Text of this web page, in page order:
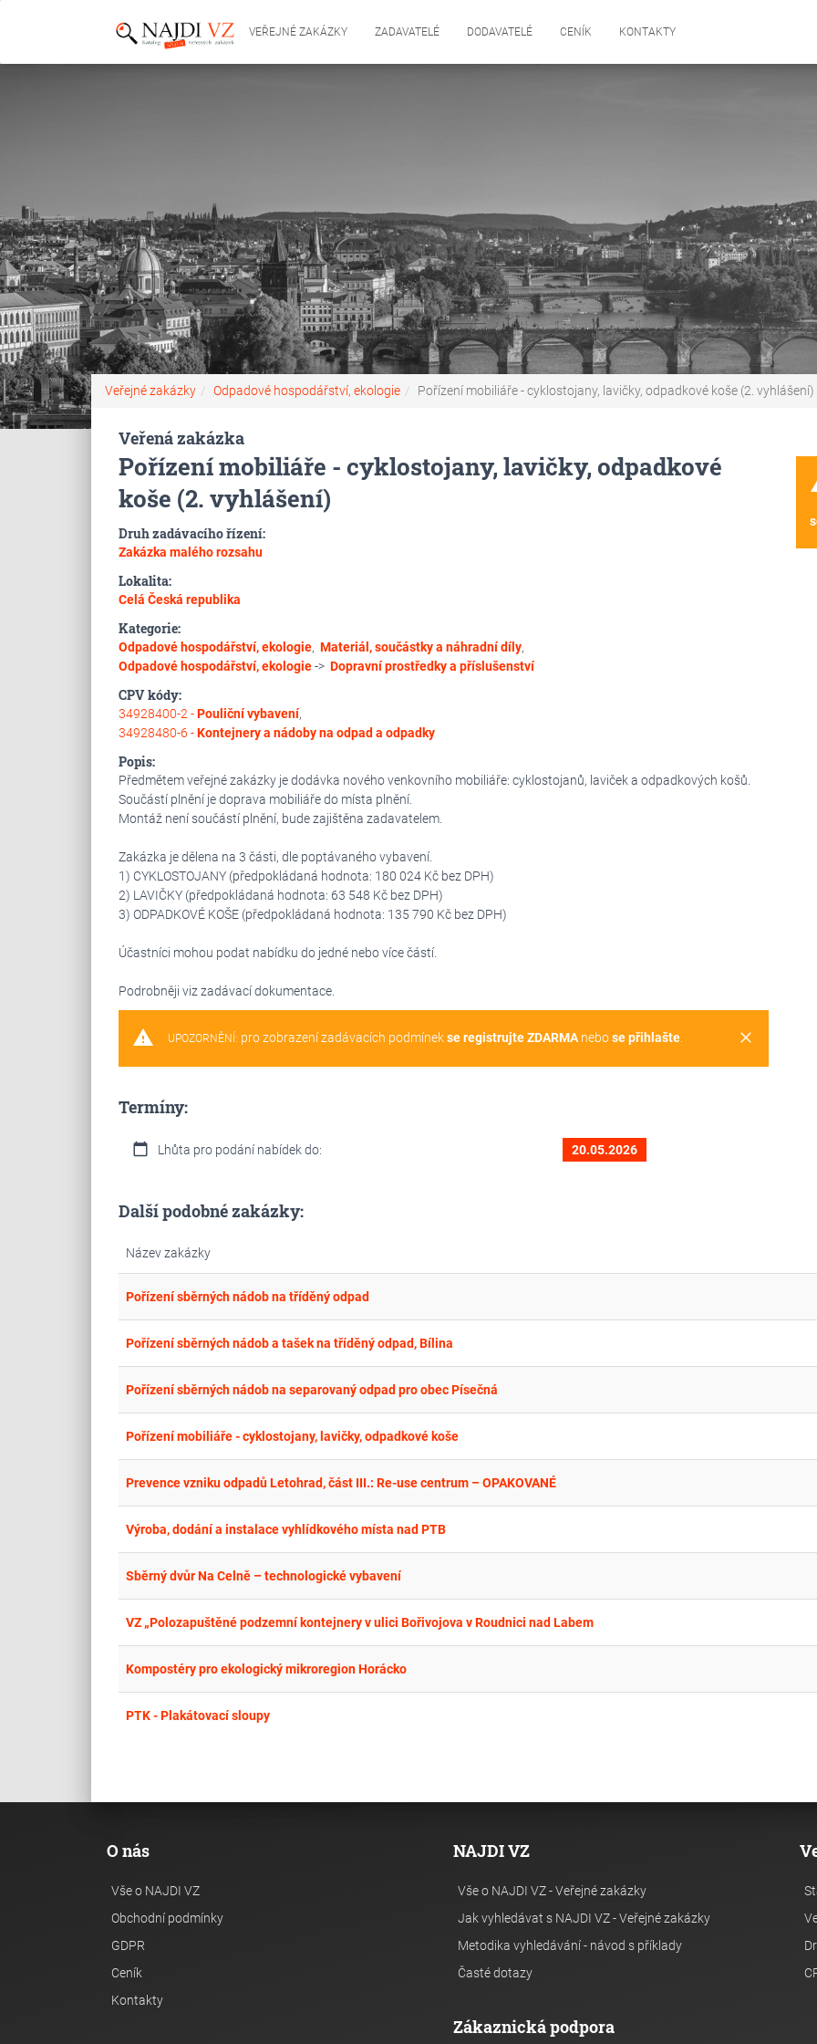
VEŘEJNÉ ZAKÁZKY ZADAVATELÉ DODAVATELÉ CENÍK KONTAKTY
Veřejné zakázky Odpadové hospodářství, ekologie Pořízení mobiliáře - cyklostojany, lavičky, odpadkové koše (2. vyhlášení)
Veřená zakázka
Pořízení mobiliáře - cyklostojany, lavičky, odpadkové
koše (2. vyhlášení)
Druh zadávacího řízení:
Zakázka malého rozsahu
Lokalita:
Celá Česká republika
Kategorie:
Odpadové hospodářství, ekologie, Materiál, součástky a náhradní díly,
Odpadové hospodářství, ekologie-> Dopravní prostředky a příslušenství
CPV kódy:
34928400-2 -Pouliční vybavení,
34928480-6 -Kontejnery a nádoby na odpad a odpadky
Popis:
Předmětem veřejné zakázky je dodávka nového venkovního mobiliáře: cyklostojanů, laviček a odpadkových košů.
Součástí plnění je doprava mobiliáře do místa plnění.
Montáž není součástí plnění, bude zajištěna zadavatelem.
Zakázka je dělena na 3 části, dle poptávaného vybavení.
1) CYKLOSTOJANY (předpokládaná hodnota: 180 024 Kč bez DPH)
2) LAVIČKY (předpokládaná hodnota: 63 548 Kč bez DPH)
3) ODPADKOVÉ KOŠE (předpokládaná hodnota: 135 790 Kč bez DPH)
Účastníci mohou podat nabídku do jedné nebo více částí.
Podrobněji viz zadávací dokumentace.
warning clear
UPOZORNĚNÍ: pro zobrazení zadávacích podmínekse registrujte ZDARMAnebose přihlašte.
Termíny:
calendar_today Lhůta pro podání nabídek do: 20.05.2026
Další podobné zakázky:
Název zakázky
Pořízení sběrných nádob na tříděný odpad
Pořízení sběrných nádob a tašek na tříděný odpad, Bílina
Pořízení sběrných nádob na separovaný odpad pro obec Písečná
Pořízení mobiliáře - cyklostojany, lavičky, odpadkové koše
Prevence vzniku odpadů Letohrad, část III.: Re-use centrum – OPAKOVANÉ
Výroba, dodání a instalace vyhlídkového místa nad PTB
Sběrný dvůr Na Celně – technologické vybavení
VZ „Polozapuštěné podzemní kontejnery v ulici Bořivojova v Roudnici nad Labem
Kompostéry pro ekologický mikroregion Horácko
PTK - Plakátovací sloupy
O nás
Vše o NAJDI VZ
Obchodní podmínky
GDPR
Ceník
Kontakty
NAJDI VZ
Vše o NAJDI VZ - Veřejné zakázky
Jak vyhledávat s NAJDI VZ - Veřejné zakázky
Metodika vyhledávání - návod s příklady
Časté dotazy
Zákaznická podpora